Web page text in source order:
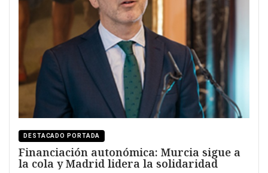
DESTACADO PORTADA
Financiación autonómica: Murcia sigue a
la cola y Madrid lidera la solidaridad